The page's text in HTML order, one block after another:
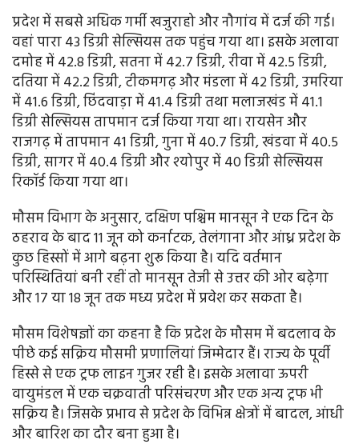
प्रदेश में सबसे अधिक गर्मी खजुराहो और नौगांव में दर्ज की गई।
वहां पारा 43 डिग्री सेल्सियस तक पहुंच गया था। इसके अलावा
दमोह में 42.8 डिग्री, सतना में 42.7 डिग्री, रीवा में 42.5 डिग्री,
दतिया में 42.2 डिग्री, टीकमगढ़ और मंडला में 42 डिग्री, उमरिया
में 41.6 डिग्री, छिंदवाड़ा में 41.4 डिग्री तथा मलाजखंड में 41.1
डिग्री सेल्सियस तापमान दर्ज किया गया था। रायसेन और
राजगढ़ में तापमान 41 डिग्री, गुना में 40.7 डिग्री, खंडवा में 40.5
डिग्री, सागर में 40.4 डिग्री और श्योपुर में 40 डिग्री सेल्सियस
रिकॉर्ड किया गया था।
मौसम विभाग के अनुसार, दक्षिण पश्चिम मानसून ने एक दिन के
ठहराव के बाद 11 जून को कर्नाटक, तेलंगाना और आंध्र प्रदेश के
कुछ हिस्सों में आगे बढ़ना शुरू किया है। यदि वर्तमान
परिस्थितियां बनी रहीं तो मानसून तेजी से उत्तर की ओर बढ़ेगा
और 17 या 18 जून तक मध्य प्रदेश में प्रवेश कर सकता है।
मौसम विशेषज्ञों का कहना है कि प्रदेश के मौसम में बदलाव के
पीछे कई सक्रिय मौसमी प्रणालियां जिम्मेदार हैं। राज्य के पूर्वी
हिस्से से एक ट्रफ लाइन गुजर रही है। इसके अलावा ऊपरी
वायुमंडल में एक चक्रवाती परिसंचरण और एक अन्य ट्रफ भी
सक्रिय है। जिसके प्रभाव से प्रदेश के विभिन्न क्षेत्रों में बादल, आंधी
और बारिश का दौर बना हुआ है।